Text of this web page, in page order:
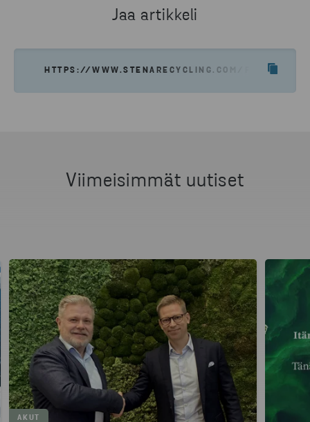
Jaa artikkeli
HTTPS://WWW.STENARECYCLING.COM/FI/
Viimeisimmät uutiset
AKUT